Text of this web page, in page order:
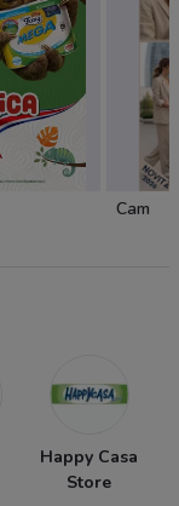
Cam
Happy Casa
Store